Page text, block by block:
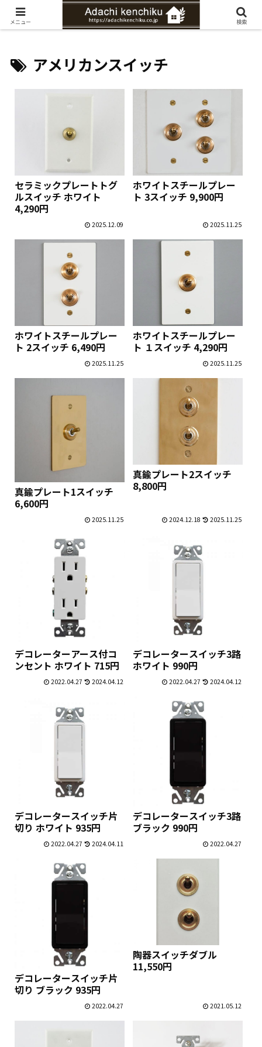
愛知県みよし市の工務店。自然素材を使ったナチュラルな家づくりをご提案
アメリカンスイッチ
セラミックプレートトグ
ルスイッチ ホワイト
4,290円
2025.12.09
ホワイトスチールプレー
ト 3スイッチ 9,900円
2025.11.25
ホワイトスチールプレー
ト 2スイッチ 6,490円
2025.11.25
ホワイトスチールプレー
ト １スイッチ 4,290円
2025.11.25
真鍮プレート1スイッチ
6,600円
2025.11.25
真鍮プレート2スイッチ
8,800円
2024.12.18 2025.11.25
デコレーターアース付コ
ンセント ホワイト 715円
2022.04.27 2024.04.12
デコレータースイッチ3路
ホワイト 990円
2022.04.27 2024.04.12
デコレータースイッチ片
切り ホワイト 935円
2022.04.27 2024.04.11
デコレータースイッチ3路
ブラック 990円
2022.04.27
デコレータースイッチ片
切り ブラック 935円
2022.04.27
陶器スイッチダブル
11,550円
2021.05.12
メニュー 検索